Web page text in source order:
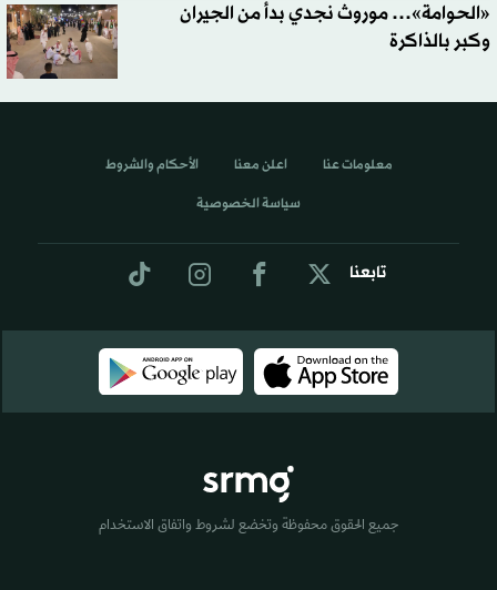
«الحوامة»… موروث نجدي بدأ من الجيران
وكبر بالذاكرة
تابعنا
معلومات عنا اعلن معنا الأحكام والشروط
سياسة الخصوصية
جميع الحقوق محفوظة وتخضع لشروط واتفاق الاستخدام